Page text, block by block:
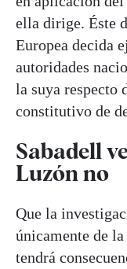
ella dirige. Éste
Europea decida
autoridades
la suya respecto
constitutivo de
Sabadell
Luzón no
Que la
únicamente de
tendrá